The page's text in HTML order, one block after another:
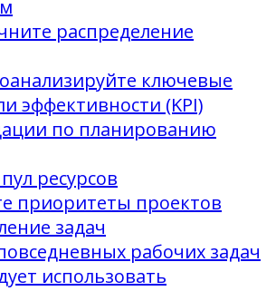
распределение
ключевые
эффективности (KPI)
по планированию
ресурсов
приоритеты проектов
задач
рабочих задач
использовать